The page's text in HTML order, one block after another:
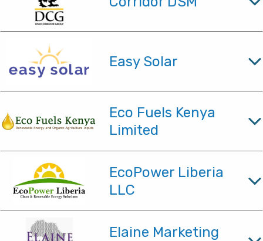
Easy Solar
Eco Fuels Kenya
Limited
EcoPower Liberia
LLC
Elaine Marketing